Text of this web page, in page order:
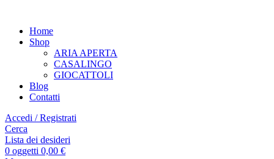
Home
Shop
ARIA APERTA
CASALINGO
GIOCATTOLI
Blog
Contatti
Accedi / Registrati
Cerca
Lista dei desideri
0 oggetti 0,00 €